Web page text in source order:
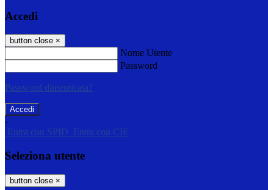
Accedi
button close ×
Nome Utente
Password
Password dimenticata?
-
Entra con SPID
Entra con CIE
Seleziona utente
button close ×